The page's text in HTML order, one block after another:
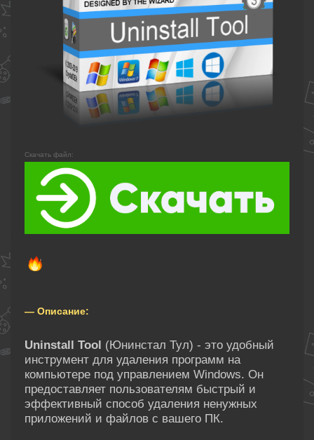
Скачать файл:
— Описание:
Uninstall Tool (Юнинстал Тул) - это удобный
инструмент для удаления программ на
компьютере под управлением Windows. Он
предоставляет пользователям быстрый и
эффективный способ удаления ненужных
приложений и файлов с вашего ПК.